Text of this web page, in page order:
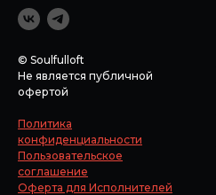
© Soulfulloft
Не является публичной
офертой
Политика
конфиденциальности
Пользовательское
соглашение
Оферта для Исполнителей